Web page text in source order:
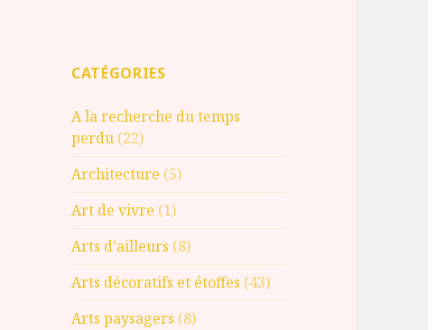
CATÉGORIES
A la recherche du temps
perdu (22)
Architecture (5)
Art de vivre (1)
Arts d'ailleurs (8)
Arts décoratifs et étoffes (43)
Arts paysagers (8)